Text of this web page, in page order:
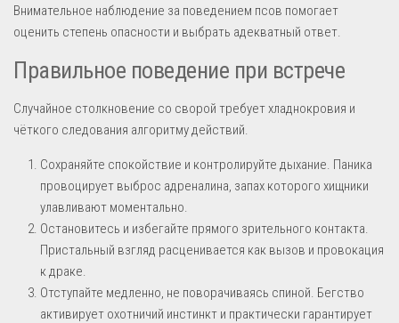
Внимательное наблюдение за поведением псов помогает
оценить степень опасности и выбрать адекватный ответ.
Правильное поведение при встрече
Случайное столкновение со сворой требует хладнокровия и
чёткого следования алгоритму действий.
Сохраняйте спокойствие и контролируйте дыхание. Паника
провоцирует выброс адреналина, запах которого хищники
улавливают моментально.
Остановитесь и избегайте прямого зрительного контакта.
Пристальный взгляд расценивается как вызов и провокация
к драке.
Отступайте медленно, не поворачиваясь спиной. Бегство
активирует охотничий инстинкт и практически гарантирует